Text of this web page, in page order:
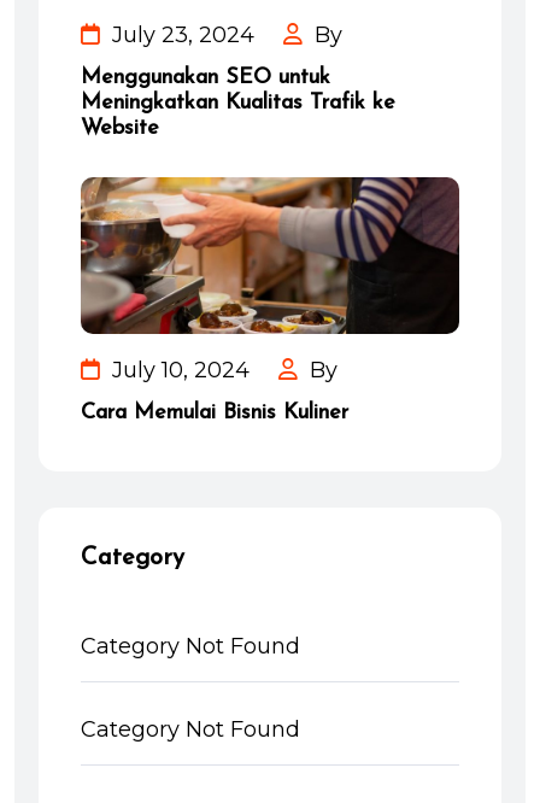
July 23, 2024 By
Menggunakan SEO untuk
Meningkatkan Kualitas Trafik ke
Website
July 10, 2024 By
Cara Memulai Bisnis Kuliner
Category
Category Not Found
Category Not Found